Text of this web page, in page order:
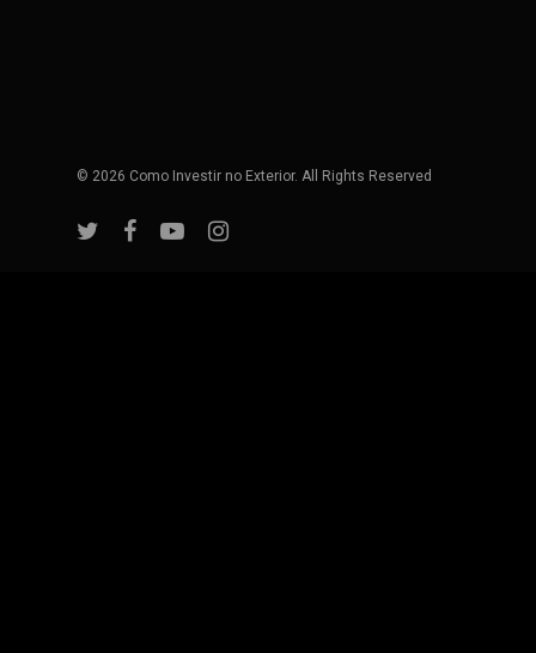
© 2026 Como Investir no Exterior. All Rights Reserved